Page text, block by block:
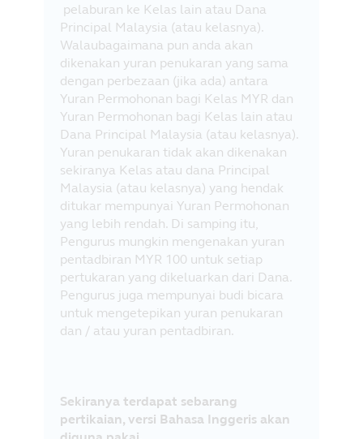
pelaburan ke Kelas lain atau Dana
Principal Malaysia (atau kelasnya).
Walaubagaimana pun anda akan
dikenakan yuran penukaran yang sama
dengan perbezaan (jika ada) antara
Yuran Permohonan bagi Kelas MYR dan
Yuran Permohonan bagi Kelas lain atau
Dana Principal Malaysia (atau kelasnya).
Yuran penukaran tidak akan dikenakan
sekiranya Kelas atau dana Principal
Malaysia (atau kelasnya) yang hendak
ditukar mempunyai Yuran Permohonan
yang lebih rendah. Di samping itu,
Pengurus mungkin mengenakan yuran
pentadbiran MYR 100 untuk setiap
pertukaran yang dikeluarkan dari Dana.
Pengurus juga mempunyai budi bicara
untuk mengetepikan yuran penukaran
dan / atau yuran pentadbiran.
Sekiranya terdapat sebarang
pertikaian, versi Bahasa Inggeris akan